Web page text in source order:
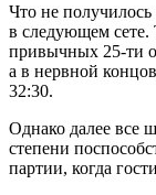
Что не получилось
в следующем
привычных 25-ти
а в нервной
32:30.
Однако далее все
степени
партии, когда